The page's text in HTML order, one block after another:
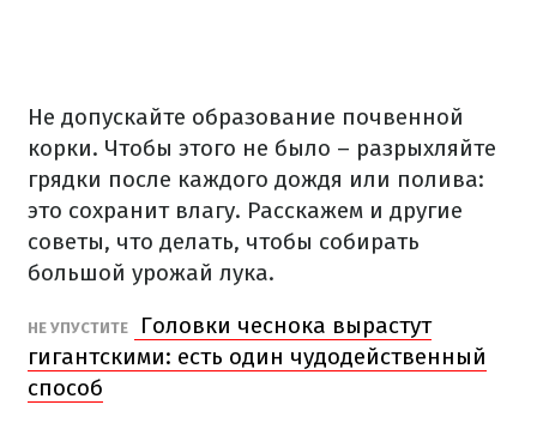
Не допускайте образование почвенной
корки. Чтобы этого не было – разрыхляйте
грядки после каждого дождя или полива:
это сохранит влагу. Расскажем и другие
советы, что делать, чтобы собирать
большой урожай лука.
НЕ УПУСТИТЕ
Головки чеснока вырастут
гигантскими: есть один чудодейственный
способ